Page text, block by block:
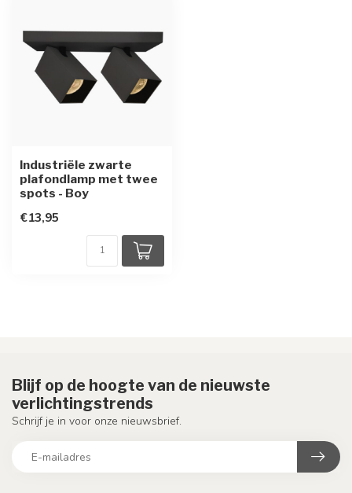
Industriële zwarte
plafondlamp met twee
spots - Boy
€13,95
Blijf op de hoogte van de nieuwste
verlichtingstrends
Schrijf je in voor onze nieuwsbrief.